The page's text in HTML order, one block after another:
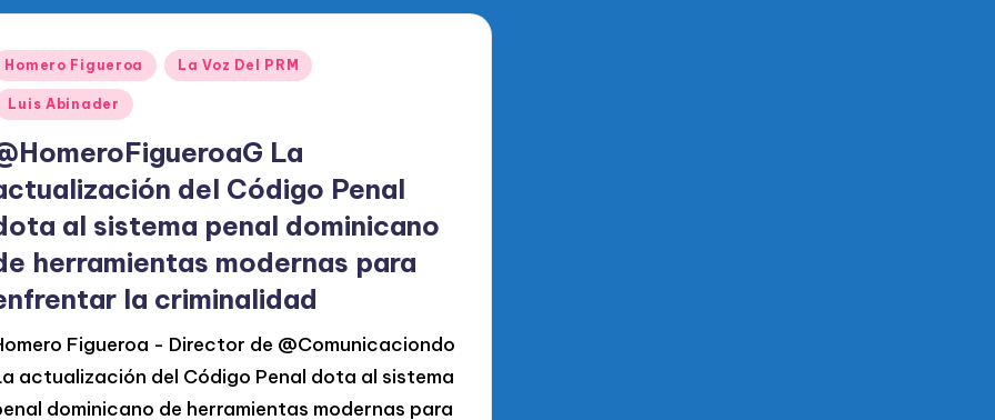
Homero Figueroa La Voz Del PRM
Luis Abinader
La
del Código Penal
al sistema penal dominicano
herramientas modernas para
la criminalidad
Figueroa - Director de @Comunicaciondo
actualización del Código Penal dota al sistema
dominicano de herramientas modernas para